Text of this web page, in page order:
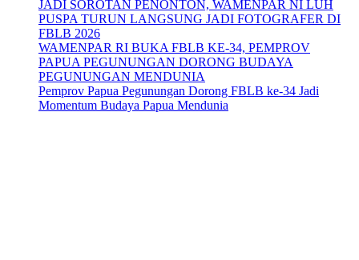
JADI SOROTAN PENONTON, WAMENPAR NI LUH
PUSPA TURUN LANGSUNG JADI FOTOGRAFER DI
FBLB 2026
WAMENPAR RI BUKA FBLB KE-34, PEMPROV
PAPUA PEGUNUNGAN DORONG BUDAYA
PEGUNUNGAN MENDUNIA
Pemprov Papua Pegunungan Dorong FBLB ke-34 Jadi
Momentum Budaya Papua Mendunia